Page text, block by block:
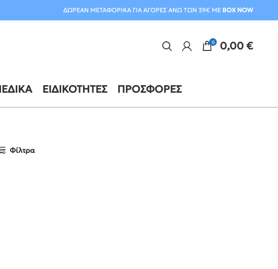
ΔΩΡΕΑΝ ΜΕΤΑΦΟΡΙΚΑ ΓΙΑ ΑΓΟΡΕΣ ΑΝΩ ΤΩΝ 39€ ΜΕ BOX NOW
0 0,00€
ΕΙΔΙΚΌΤΗΤΕΣ ΠΡΟΣΦΟΡΈΣ
Φίλτρα